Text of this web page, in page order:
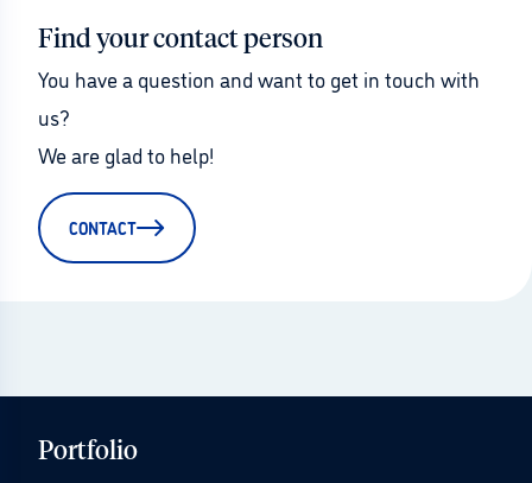
Find your contact person
You have a question and want to get in touch with
us?
We are glad to help!
CONTACT
Portfolio